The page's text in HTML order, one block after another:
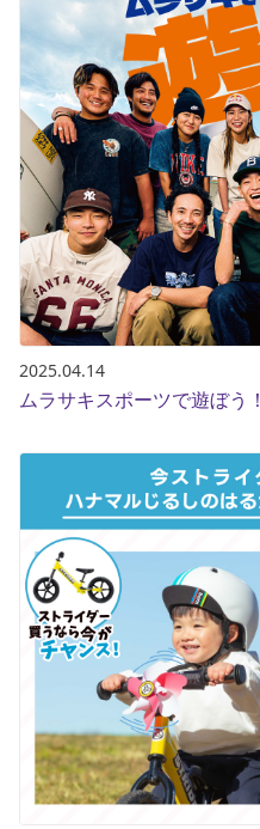
2025.04.14
ムラサキスポーツで遊ぼう！